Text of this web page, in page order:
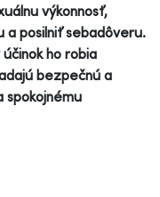
výkonnosť,
a posilniť sebadôveru.
ho robia
bezpečnú a
spokojnému